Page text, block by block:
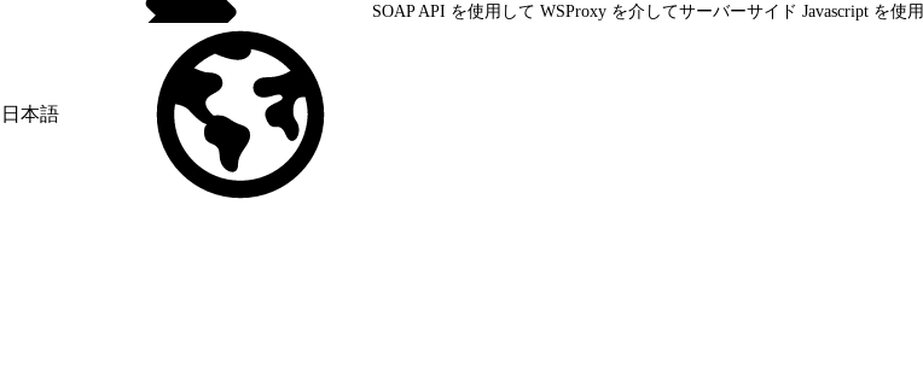
SOAP API を使用して WSProxy を介してサーバーサイド Javascript を使用
日本語